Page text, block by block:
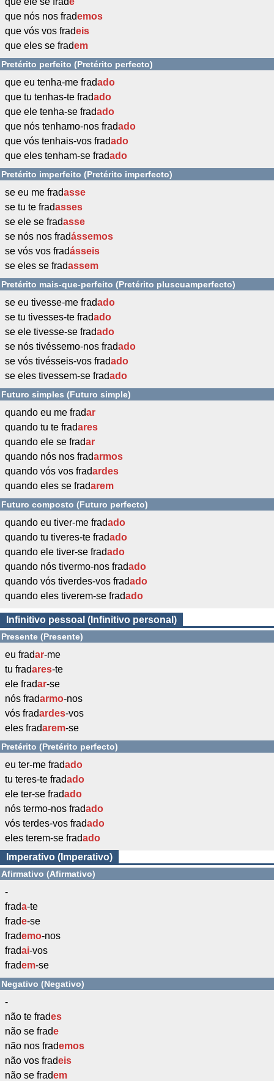
que nós nos frademos
que vós vos fradeis
que eles se fradem
Pretérito perfeito (Pretérito perfecto)
que eu tenha-me fradado
que tu tenhas-te fradado
que ele tenha-se fradado
que nós tenhamo-nos fradado
que vós tenhais-vos fradado
que eles tenham-se fradado
Pretérito imperfeito (Pretérito imperfecto)
se eu me fradasse
se tu te fradasses
se ele se fradasse
se nós nos fradássemos
se vós vos fradásseis
se eles se fradassem
Pretérito mais-que-perfeito (Pretérito pluscuamperfecto)
se eu tivesse-me fradado
se tu tivesses-te fradado
se ele tivesse-se fradado
se nós tivéssemo-nos fradado
se vós tivésseis-vos fradado
se eles tivessem-se fradado
Futuro simples (Futuro simple)
quando eu me fradar
quando tu te fradares
quando ele se fradar
quando nós nos fradarmos
quando vós vos fradardes
quando eles se fradarem
Futuro composto (Futuro perfecto)
quando eu tiver-me fradado
quando tu tiveres-te fradado
quando ele tiver-se fradado
quando nós tivermo-nos fradado
quando vós tiverdes-vos fradado
quando eles tiverem-se fradado
Infinitivo pessoal (Infinitivo personal)
Presente (Presente)
eu fradar-me
tu fradares-te
ele fradar-se
nós fradarmo-nos
vós fradardes-vos
eles fradarem-se
Pretérito (Pretérito perfecto)
eu ter-me fradado
tu teres-te fradado
ele ter-se fradado
nós termo-nos fradado
vós terdes-vos fradado
eles terem-se fradado
Imperativo (Imperativo)
Afirmativo (Afirmativo)
-
frada-te
frade-se
frademo-nos
fradai-vos
fradem-se
Negativo (Negativo)
-
não te frades
não se frade
não nos frademos
não vos fradeis
não se fradem